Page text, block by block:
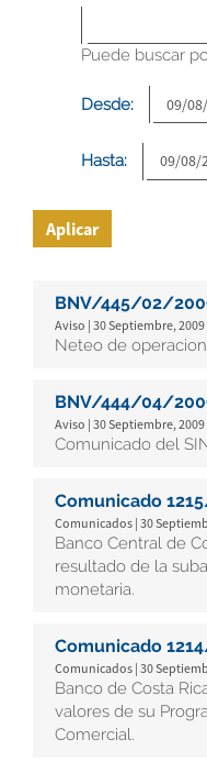
Puede buscar
Desde:
Hasta:
Aplicar
BNV/445/02/
Aviso | 30 Septiembre, 2009
Neteo de
BNV/444/04/
Aviso | 30 Septiembre, 2009
Comunicado del
Comunicado
Comunicados | 30
Banco Central de
resultado de la
monetaria.
Comunicado
Comunicados | 30
Banco de Costa
valores de su
Comercial.